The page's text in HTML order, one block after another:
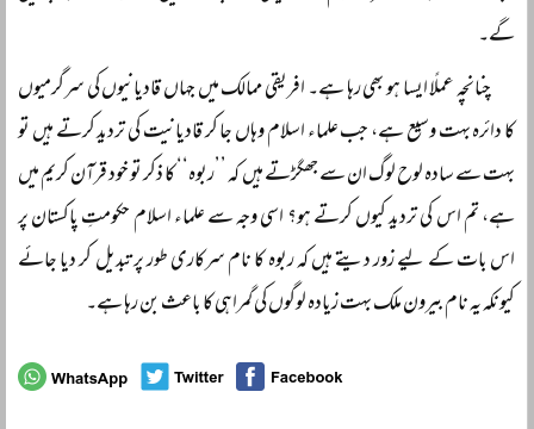
گے۔
چنانچہ عملًا ایسا ہو بھی رہا ہے۔ افریقی ممالک میں جہاں قادیانیوں کی سرگرمیوں
کا دائرہ بہت وسیع ہے، جب علماء اسلام وہاں جا کر قادیانیت کی تردید کرتے ہیں تو
بہت سے سادہ لوح لوگ ان سے جھگڑتے ہیں کہ ’’ربوہ‘‘ کا ذکر تو خود قرآن کریم میں
ہے، تم اس کی تردید کیوں کرتے ہو؟ اسی وجہ سے علماء اسلام حکومتِ پاکستان پر
اس بات کے لیے زور دیتے ہیں کہ ربوہ کا نام سرکاری طور پر تبدیل کر دیا جائے
کیونکہ یہ نام بیرون ملک بہت زیادہ لوگوں کی گمراہی کا باعث بن رہا ہے۔